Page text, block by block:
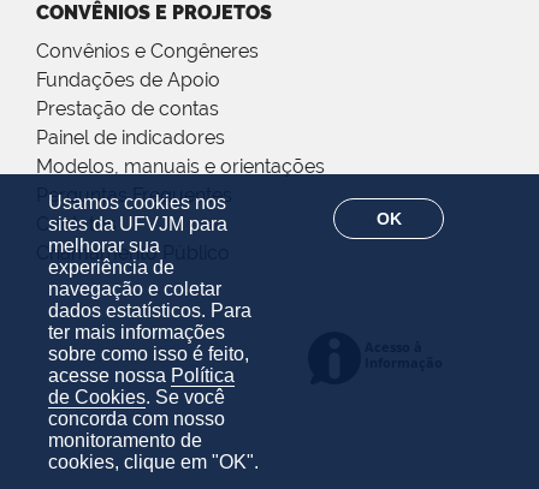
Usamos cookies nos
sites da UFVJM para
melhorar sua
experiência de
navegação e coletar
dados estatísticos. Para
ter mais informações
sobre como isso é feito,
acesse nossa Política
de Cookies. Se você
concorda com nosso
monitoramento de
cookies, clique em "OK".
OK
CONVÊNIOS E PROJETOS
Convênios e Congêneres
Fundações de Apoio
Prestação de contas
Painel de indicadores
Modelos, manuais e orientações
Perguntas Frequentes
Contatos
Chamamento Público